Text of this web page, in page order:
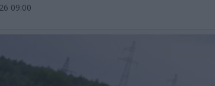
09:00